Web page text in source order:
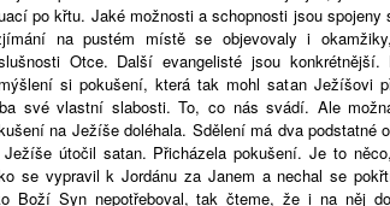
po křtu. Jaké možnosti a schopnosti jsou
na pustém místě se objevovaly i
Otce. Další evangelisté jsou
si pokušení, která tak mohl satan Ježíšovi
své vlastní slabosti. To, co nás svádí. Ale
na Ježíše doléhala. Sdělení má dva podstatné
Ježíše útočil satan. Přicházela pokušení. Je to
se vypravil k Jordánu za Janem a nechal se
Boží Syn nepotřeboval, tak čteme, že i na něj